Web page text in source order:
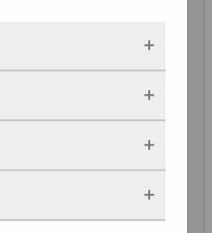
juli
m 12): € 1,00
de website
altijd actief en
Meestal worden
doet, zoals
of je
kunt je browser
vaak onze site
vandaan
zijn. Zo
verbeteren.
voorkeuren.
gegevens.